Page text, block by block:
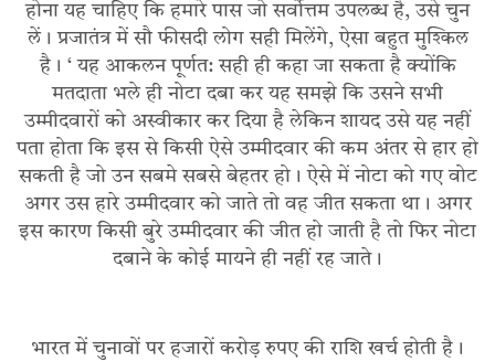
होना यह चाहिए कि हमारे पास जो सर्वोत्तम उपलब्ध है, उसे चुन
लें। प्रजातंत्र में सौ फीसदी लोग सही मिलेंगे, ऐसा बहुत मुश्किल
है। ‘ यह आकलन पूर्णत: सही ही कहा जा सकता है क्योंकि
मतदाता भले ही नोटा दबा कर यह समझे कि उसने सभी
उम्मीदवारों को अस्वीकार कर दिया है लेकिन शायद उसे यह नहीं
पता होता कि इस से किसी ऐसे उम्मीदवार की कम अंतर से हार हो
सकती है जो उन सबमे सबसे बेहतर हो। ऐसे में नोटा को गए वोट
अगर उस हारे उम्मीदवार को जाते तो वह जीत सकता था। अगर
इस कारण किसी बुरे उम्मीदवार की जीत हो जाती है तो फिर नोटा
दबाने के कोई मायने ही नहीं रह जाते।
भारत में चुनावों पर हजारों करोड़ रुपए की राशि खर्च होती है।